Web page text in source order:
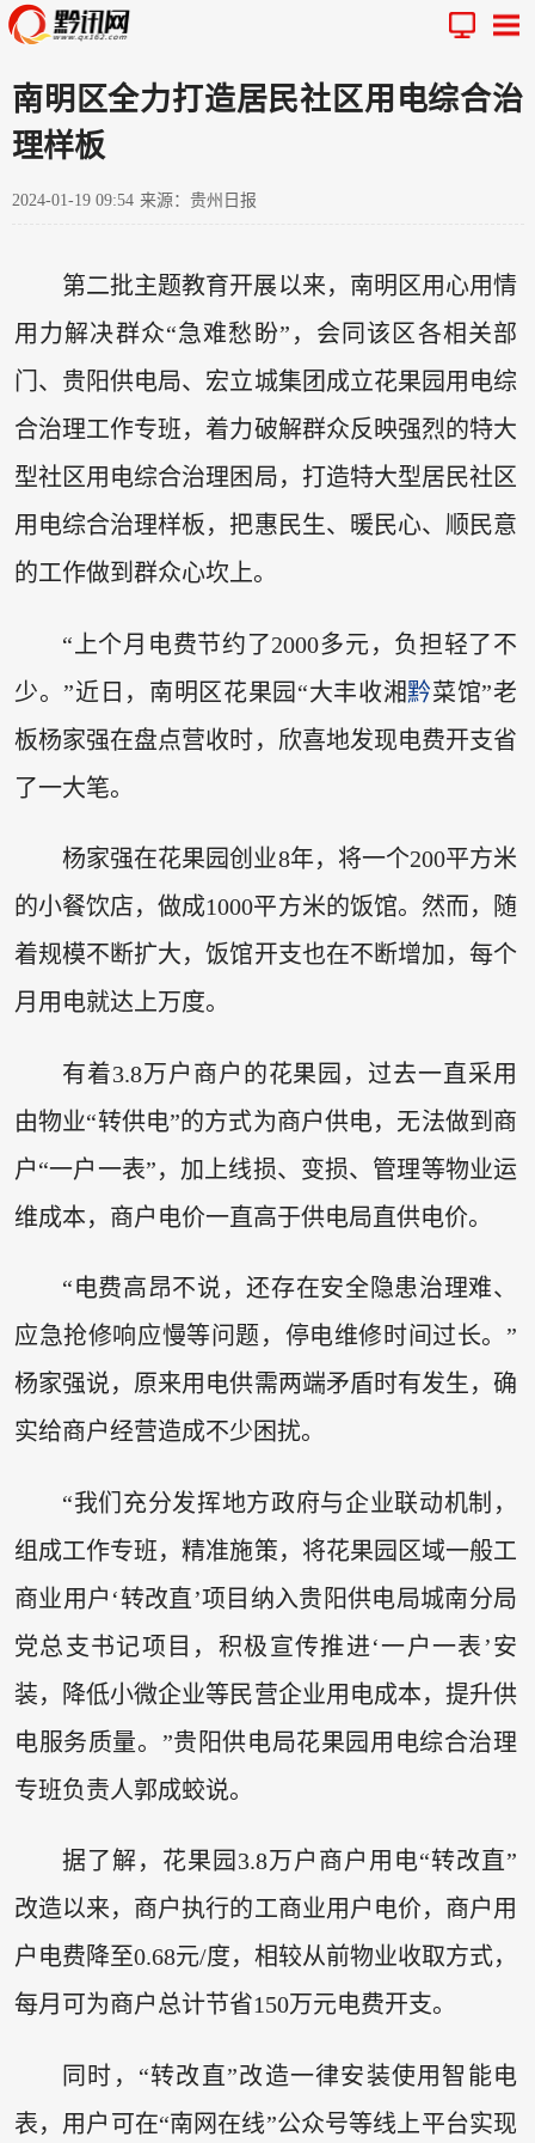
南明区全力打造居民社区用电综合治
理样板
2024-01-19 09:54 来源：贵州日报
第二批主题教育开展以来，南明区用心用情
用力解决群众“急难愁盼”，会同该区各相关部
门、贵阳供电局、宏立城集团成立花果园用电综
合治理工作专班，着力破解群众反映强烈的特大
型社区用电综合治理困局，打造特大型居民社区
用电综合治理样板，把惠民生、暖民心、顺民意
的工作做到群众心坎上。
“上个月电费节约了2000多元，负担轻了不
少。”近日，南明区花果园“大丰收湘黔菜馆”老
板杨家强在盘点营收时，欣喜地发现电费开支省
了一大笔。
杨家强在花果园创业8年，将一个200平方米
的小餐饮店，做成1000平方米的饭馆。然而，随
着规模不断扩大，饭馆开支也在不断增加，每个
月用电就达上万度。
有着3.8万户商户的花果园，过去一直采用
由物业“转供电”的方式为商户供电，无法做到商
户“一户一表”，加上线损、变损、管理等物业运
维成本，商户电价一直高于供电局直供电价。
“电费高昂不说，还存在安全隐患治理难、
应急抢修响应慢等问题，停电维修时间过长。”
杨家强说，原来用电供需两端矛盾时有发生，确
实给商户经营造成不少困扰。
“我们充分发挥地方政府与企业联动机制，
组成工作专班，精准施策，将花果园区域一般工
商业用户‘转改直’项目纳入贵阳供电局城南分局
党总支书记项目，积极宣传推进‘一户一表’安
装，降低小微企业等民营企业用电成本，提升供
电服务质量。”贵阳供电局花果园用电综合治理
专班负责人郭成蛟说。
据了解，花果园3.8万户商户用电“转改直”
改造以来，商户执行的工商业用户电价，商户用
户电费降至0.68元/度，相较从前物业收取方式，
每月可为商户总计节省150万元电费开支。
同时，“转改直”改造一律安装使用智能电
表，用户可在“南网在线”公众号等线上平台实现